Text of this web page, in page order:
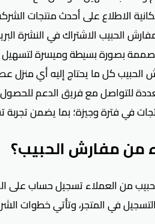
الاطلاع على أحدث منتجات
الحبيب الاشتراك في النشرة
بصورة بسيطة وميسرة لتسهيل
الحبيب كل ما يحتاج إليه أي منزل
للتواصل مع فريق الدعم
في فترة وجيزة؛ بما يضمن تجربة
من مفارش الحبيب؟
من العملاء تسجيل حساب على